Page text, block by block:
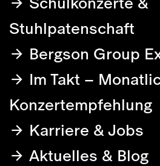
Stuhlpatenschaft
Bergson Group
Im Takt –
Konzertempfehlung
Karriere & Jobs
Aktuelles & Blog